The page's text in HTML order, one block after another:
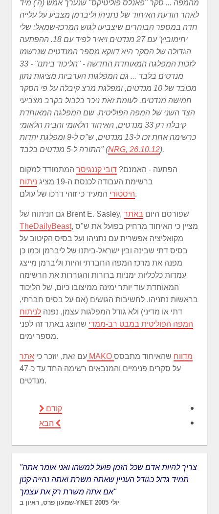
מהמפה ... סקר "פאנלס פוליטיקס" שנערך אמש (ה') מיד
לאחר הודעת האיחוד של נתניהו וליברמן מצביע על עלייה
חדה במספר הבוחרים שיצביעו לגוש המרכז-שמאל: שלי
יחימוביץ' עם 27 מנדטים ויאיר לפיד עם 18. ההפתעה
הגדולה של הסקר היא דווקא מספר המנדטים שנרשמו
לזכות המפלגה המאוחדת החדשה - "הליכוד ביתנו" - 33
מנדטים בלבד ... גם המפלגות הערביות מציגות נתון
מכובד של 10 מנדטים, ומפלגת מרצ קיבלה על פי הסקר
חמישה מנדטים. לעומת זאת ניכר בלבול בקרב מצביעי
הצד השני של המפה הפוליטית, שם המפלגה המאוחדת
קיבלה רק 33 מנדטים, האיחוד הלאומי והבית הלאומי
כרשימה אחת זכו ל-13 מנדטים, ש"ס ל-9 ומפלגת יהדות
התורה ל-5 מנדטים בלבד" (NRG, 26.10.12).
הפתעה - האמנם? דובי קננגיסר המתמודד למקום
ברשימת העבודה לכנסת ה-19 מציג
ניתוח
היסטוריהמעיד כי זוהי דרכו של עולם.
גם הניתוח של Brent E. Sasley, שפורסם היום באתר
TheDailyBeast, מציין כי האיחוד מרחיק בפועל את ש"ס
מקואליציה אפשרית עם נתניהו ועל בסיס הקיטוב על
בסיס דתי שבינה ובין ישראל-ביתנו של ליברמן וכמו כן
מפנה את מרכז המפה החברתי והיות וליברמן מייצג
עמדות כלכליות ימניות ברורות והגוררות את הרשימה
המאוחדת עוד יותר ימינה ממיצובו כיום, של הליכוד
בראשות נתניהו. לחשיבות הגושים (אם על בסיס חברתי,
דתי או מדיני) ולא גודל המפלגות עצמן, נפנה לניתוח
המפה הפוליטית במבט רב-ממדי שהוצג באתר זה לפני
מספר ימים.
עם זאת, יוזכר כי אתר MAKO מדווח שהאיחוד מתבסס
על סקרים פנימיים והמנבאים רשימה החד עד כ-47
מנדטים.
קודם
הבא
"צריך להיות אדם שכל הזמן פועל למשהו ואני אומר אתה
תמיד גדול כגודל העניין שאתה משרת ואתה נהייה קטן
אם אתה משרת רק את עצמך"
שמעון פרס, ראיון ב-YNET יולי 2005